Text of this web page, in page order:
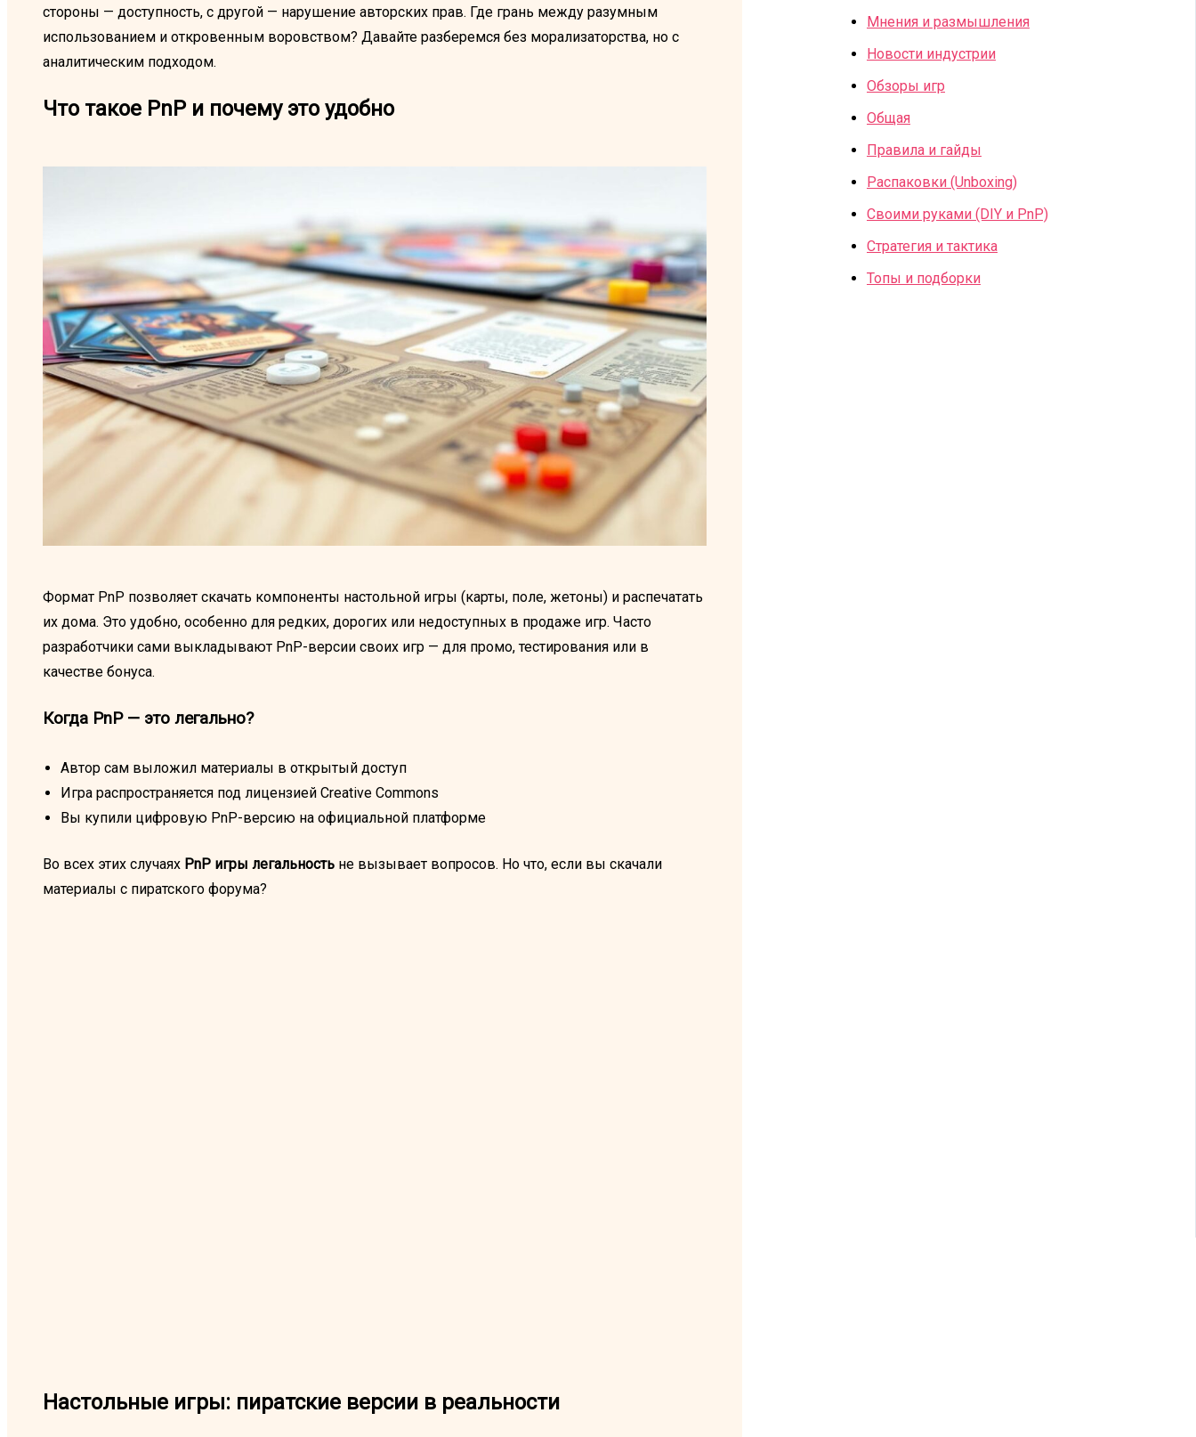
стороны — доступность, с другой — нарушение авторских прав. Где грань между разумным
использованием и откровенным воровством? Давайте разберемся без морализаторства, но с
аналитическим подходом.
Что такое PnP и почему это удобно
Формат PnP позволяет скачать компоненты настольной игры (карты, поле, жетоны) и распечатать
их дома. Это удобно, особенно для редких, дорогих или недоступных в продаже игр. Часто
разработчики сами выкладывают PnP-версии своих игр — для промо, тестирования или в
качестве бонуса.
Когда PnP — это легально?
Автор сам выложил материалы в открытый доступ
Игра распространяется под лицензией Creative Commons
Вы купили цифровую PnP-версию на официальной платформе
Во всех этих случаях PnP игры легальность не вызывает вопросов. Но что, если вы скачали
материалы с пиратского форума?
Настольные игры: пиратские версии в реальности
Мнения и размышления
Новости индустрии
Обзоры игр
Общая
Правила и гайды
Распаковки (Unboxing)
Своими руками (DIY и PnP)
Стратегия и тактика
Топы и подборки